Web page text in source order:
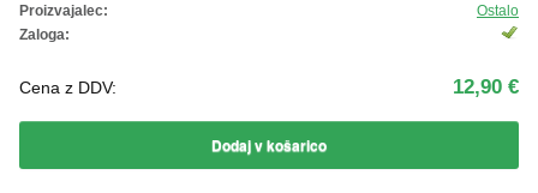
Proizvajalec:
Ostalo
Zaloga:
Cena z DDV: 12,90 €
Dodaj v košarico